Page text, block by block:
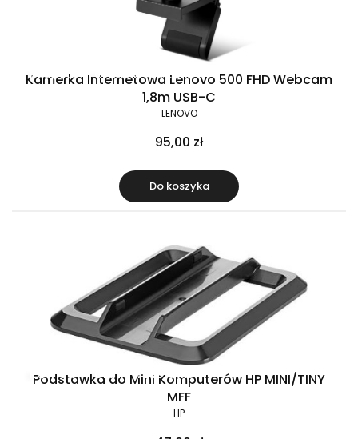
Raty 0% Gratis w zestawie
Kamerka Internetowa Lenovo 500 FHD Webcam
1,8m USB-C
LENOVO
95,00 zł
Do koszyka
Raty 0% Gratis w zestawie
Podstawka do Mini Komputerów HP MINI/TINY
MFF
HP